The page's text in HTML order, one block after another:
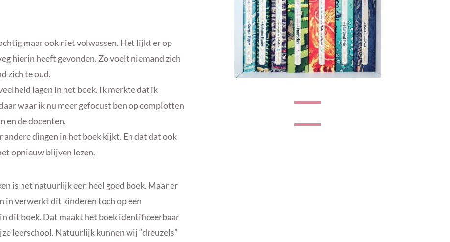
maar ook niet volwassen. Het lijkt er op
hierin heeft gevonden. Zo voelt niemand zich
zich te oud.
lagen in het boek. Ik merkte dat ik
waar ik nu meer gefocust ben op complotten
en de docenten.
andere dingen in het boek kijkt. En dat dat ook
opnieuw blijven lezen.
is het natuurlijk een heel goed boek. Maar er
in verwerkt dit kinderen toch op een
dit boek. Dat maakt het boek identificeerbaar
leerschool. Natuurlijk kunnen wij “dreuzels”